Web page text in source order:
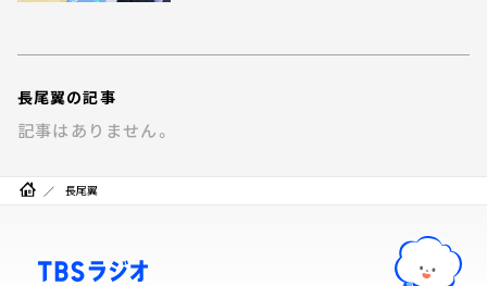
長尾翼の記事
記事はありません。
長尾翼